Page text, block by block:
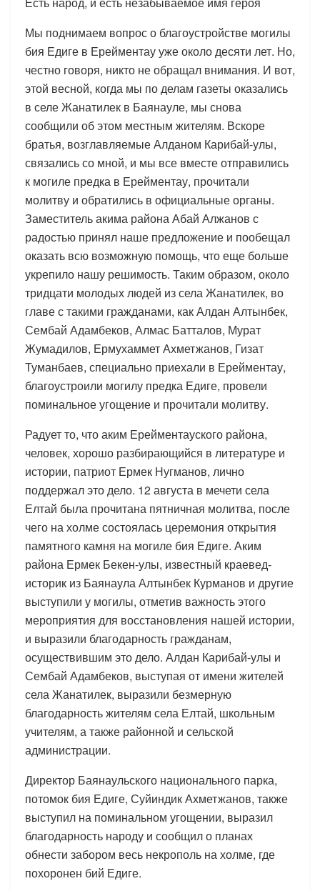
Мы поднимаем вопрос о благоустройстве могилы
бия Едиге в Ерейментау уже около десяти лет. Но,
честно говоря, никто не обращал внимания. И вот,
этой весной, когда мы по делам газеты оказались
в селе Жанатилек в Баянауле, мы снова
сообщили об этом местным жителям. Вскоре
братья, возглавляемые Алданом Карибай-улы,
связались со мной, и мы все вместе отправились
к могиле предка в Ерейментау, прочитали
молитву и обратились в официальные органы.
Заместитель акима района Абай Алжанов с
радостью принял наше предложение и пообещал
оказать всю возможную помощь, что еще больше
укрепило нашу решимость. Таким образом, около
тридцати молодых людей из села Жанатилек, во
главе с такими гражданами, как Алдан Алтынбек,
Сембай Адамбеков, Алмас Батталов, Мурат
Жумадилов, Ермухаммет Ахметжанов, Гизат
Туманбаев, специально приехали в Ерейментау,
благоустроили могилу предка Едиге, провели
поминальное угощение и прочитали молитву.
Радует то, что аким Ерейментауского района,
человек, хорошо разбирающийся в литературе и
истории, патриот Ермек Нугманов, лично
поддержал это дело. 12 августа в мечети села
Елтай была прочитана пятничная молитва, после
чего на холме состоялась церемония открытия
памятного камня на могиле бия Едиге. Аким
района Ермек Бекен-улы, известный краевед-
историк из Баянаула Алтынбек Курманов и другие
выступили у могилы, отметив важность этого
мероприятия для восстановления нашей истории,
и выразили благодарность гражданам,
осуществившим это дело. Алдан Карибай-улы и
Сембай Адамбеков, выступая от имени жителей
села Жанатилек, выразили безмерную
благодарность жителям села Елтай, школьным
учителям, а также районной и сельской
администрации.
Директор Баянаульского национального парка,
потомок бия Едиге, Суйиндик Ахметжанов, также
выступил на поминальном угощении, выразил
благодарность народу и сообщил о планах
обнести забором весь некрополь на холме, где
похоронен бий Едиге.